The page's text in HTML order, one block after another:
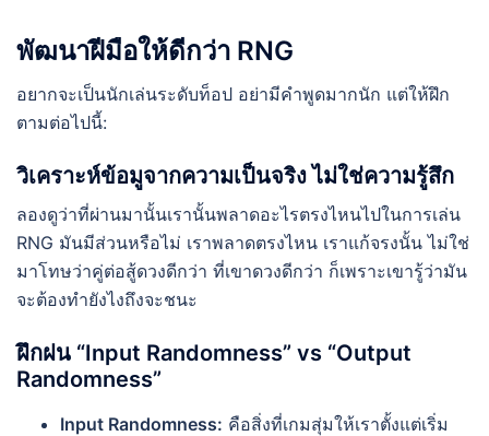
พัฒนาฝีมือให้ดีกว่า RNG
อยากจะเป็นนักเล่นระดับท็อป อย่ามีคำพูดมากนัก แต่ให้ฝึก
ตามต่อไปนี้:
วิเคราะห์ข้อมูจากความเป็นจริง ไม่ใช่ความรู้สึก
ลองดูว่าที่ผ่านมานั้นเรานั้นพลาดอะไรตรงไหนไปในการเล่น
RNG มันมีส่วนหรือไม่ เราพลาดตรงไหน เราแก้จรงนั้น ไม่ใช่
มาโทษว่าคู่ต่อสู้ดวงดีกว่า ที่เขาดวงดีกว่า ก็เพราะเขารู้ว่ามัน
จะต้องทำยังไงถึงจะชนะ
ฝึกฝน “Input Randomness” vs “Output
Randomness”
Input Randomness: คือสิ่งที่เกมสุ่มให้เราตั้งแต่เริ่ม